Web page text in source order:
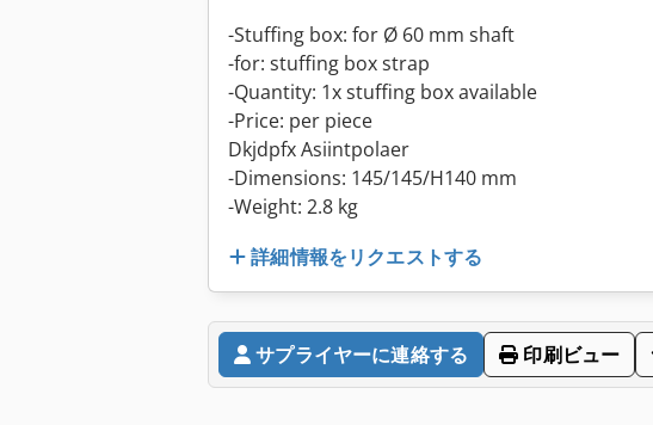
-Stuffing box: for Ø 60 mm shaft
-for: stuffing box strap
-Quantity: 1x stuffing box available
-Price: per piece
Dkjdpfx Asiintpolaer
-Dimensions: 145/145/H140 mm
-Weight: 2.8 kg
詳細情報をリクエストする
サプライヤーに連絡する 印刷ビュー